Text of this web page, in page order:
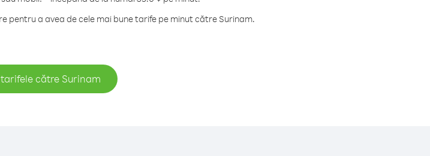
pentru a avea de cele mai bune tarife pe minut către Surinam.
către Surinam